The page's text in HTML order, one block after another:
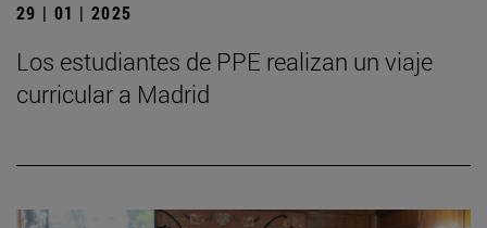
29 | 01 | 2025
Los estudiantes de PPE realizan un viaje
curricular a Madrid